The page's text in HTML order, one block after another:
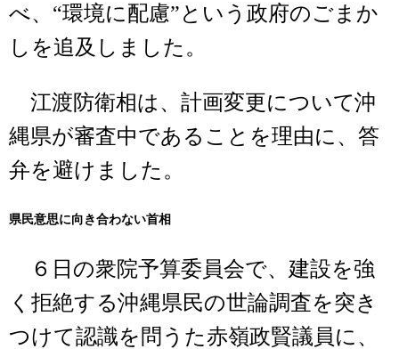
べ、“環境に配慮”という政府のごまか
しを追及しました。
江渡防衛相は、計画変更について沖
縄県が審査中であることを理由に、答
弁を避けました。
県民意思に向き合わない首相
６日の衆院予算委員会で、建設を強
く拒絶する沖縄県民の世論調査を突き
つけて認識を問うた赤嶺政賢議員に、